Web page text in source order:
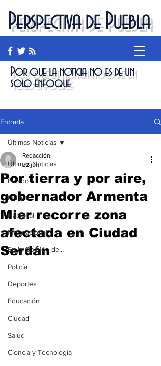
Perspectiva de Puebla
Por que la noticia no es de un
solo enfoque
Entrada
Últimas Noticias
Estado
Política
Nacional
Internacional
En la Opinión de...
Policía
Deportes
Educación
Ciudad
Salud
Ciencia y Tecnología
Últimas Noticias
Por tierra y por aire,
gobernador Armenta
Mier recorre zona
afectada en Ciudad
Serdán
Redacción.
22 jun